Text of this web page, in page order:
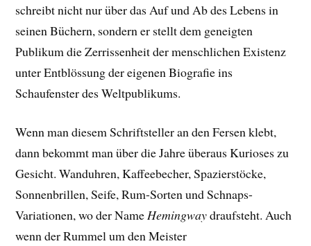
schreibt nicht nur über das Auf und Ab des Lebens in
seinen Büchern, sondern er stellt dem geneigten
Publikum die Zerrissenheit der menschlichen Existenz
unter Entblössung der eigenen Biografie ins
Schaufenster des Weltpublikums.
Wenn man diesem Schriftsteller an den Fersen klebt,
dann bekommt man über die Jahre überaus Kurioses zu
Gesicht. Wanduhren, Kaffeebecher, Spazierstöcke,
Sonnenbrillen, Seife, Rum-Sorten und Schnaps-
Variationen, wo der NameHemingwaydraufsteht. Auch
wenn der Rummel um den Meister